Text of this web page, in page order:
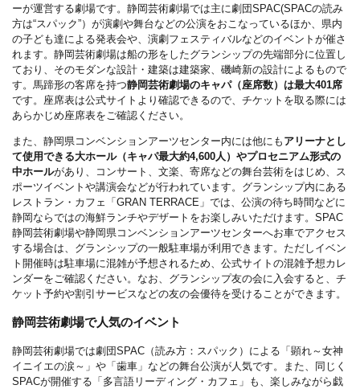
ーが運営する劇場です。静岡芸術劇場では主に劇団SPAC(SPACの読み
方は“スパック”）が演劇や舞台などの公演をおこなっているほか、県内
の子ども達による発表会や、演劇フェスティバルなどのイベントが催さ
れます。静岡芸術劇場は船の形をしたグランシップの先端部分に位置し
ており、そのモダンな設計・建築は建築家、磯崎新の設計によるもので
す。馬蹄形の客席を持つ静岡芸術劇場のキャパ（座席数）は最大401席
です。座席表は公式サイトより確認できるので、チケットを取る際には
あらかじめ座席表をご確認ください。
また、静岡県コンベンションアーツセンター内には他にも アリーナとし
て使用できる大ホール（キャパ最大約4,600人）やプロセニアム形式の
中ホールがあり、コンサート、文楽、寄席などの舞台芸術をはじめ、ス
ポーツイベントや講演会などが行われています。グランシップ内にある
レストラン・カフェ「GRAN TERRACE」では、公演の待ち時間などに
静岡ならではの海鮮ランチやデザートをお楽しみいただけます。SPAC
静岡芸術劇場や静岡県コンベンションアーツセンターへお車でアクセス
する場合は、グランシップの一般駐車場が利用できます。ただしイベン
ト開催時は駐車場に混雑が予想されるため、公式サイトの混雑予想カレ
ンダーをご確認ください。なお、グランシップ友の会に入会すると、チ
ケット予約や割引サービスなどの友の会優待を受けることができます。
静岡芸術劇場で人気のイベント
静岡芸術劇場では劇団SPAC（読み方：スパック）による「顕れ～女神
イニイエの涙～」や「歯車」などの舞台公演が人気です。また、同じく
SPACが開催する「多言語リーディング・カフェ」も、楽しみながら戯